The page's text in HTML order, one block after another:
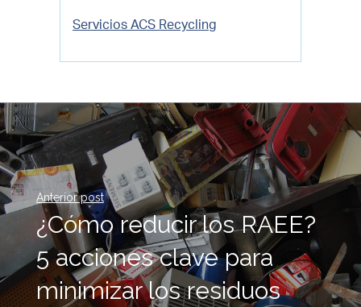
Servicios ACS Recycling
Anterior post
¿Cómo reducir los RAEE?
5 acciones clave para
minimizar los residuos